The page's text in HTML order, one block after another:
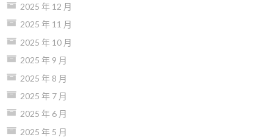
2025 年 12 月
2025 年 11 月
2025 年 10 月
2025 年 9 月
2025 年 8 月
2025 年 7 月
2025 年 6 月
2025 年 5 月